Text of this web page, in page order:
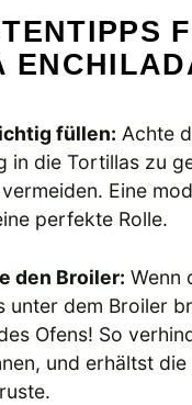
füllen: Achte
in die Tortillas zu
Eine
perfekte Rolle.
den Broiler: Wenn
unter dem Broiler
Ofens! So
und erhältst